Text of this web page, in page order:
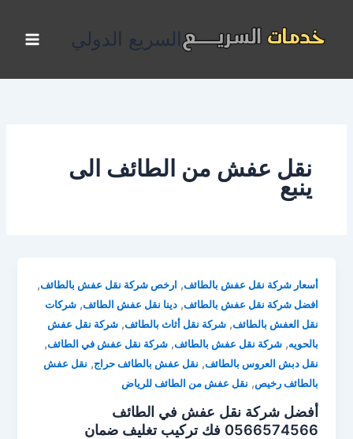
المحتوى
السريع الدولي
نقل عفش من الطائف الى
ينبع
أسعار شركة نقل عفش بالطائف, ارخص شركة نقل عفش بالطائف,
افضل شركة نقل عفش بالطائف,دينا نقل عفش الطائف,شركات
نقل العفش بالطائف,شركة نقل أثاث بالطائف,شركة نقل عفش
بالحويه,شركة نقل عفش بالطائف,شركة نقل عفش في الطائف,
نقل دبش العروس بالطائف, نقل عفش بالطائف حراج, نقل عفش
بالطائف رخيص, نقل عفش من الطائف للرياض
أفضل شركة نقل عفش في الطائف
0566574566 فك تركيب تغليف ضمان